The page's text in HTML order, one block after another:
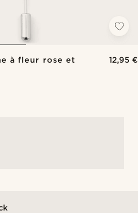
à fleur rose et
12,95 €